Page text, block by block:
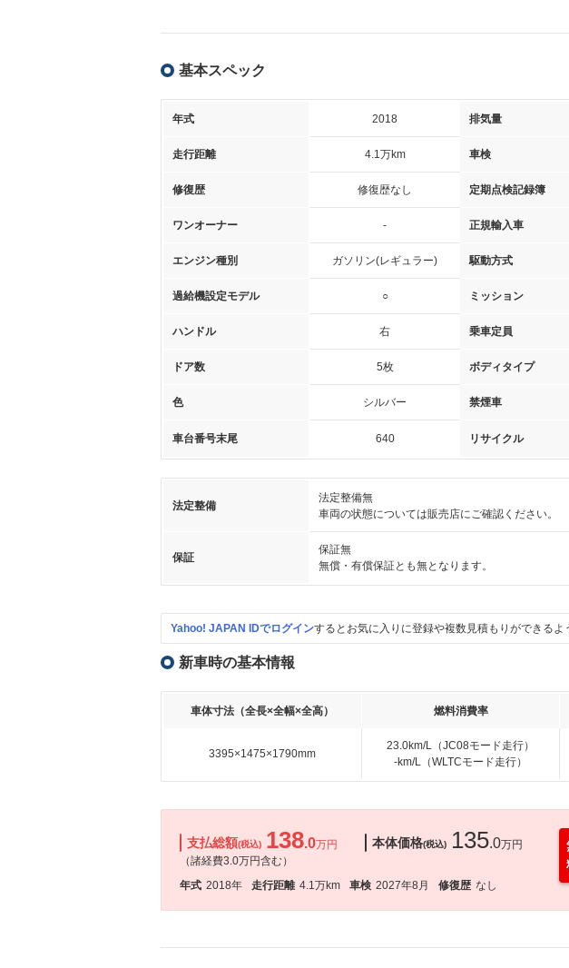
基本スペック
年式 2018 排気量
走行距離 4.1万km 車検
修復歴 修復歴なし 定期点検記録簿
ワンオーナー - 正規輸入車
エンジン種別 ガソリン(レギュラー) 駆動方式
過給機設定モデル ○ ミッション
ハンドル 右 乗車定員
ドア数 5枚 ボディタイプ
色 シルバー 禁煙車
車台番号末尾 640 リサイクル
法定整備
法定整備無
車両の状態については販売店にご確認ください。
保証
保証無
無償・有償保証とも無となります。
Yahoo! JAPAN IDでログインするとお気に入りに登録や複数見積もりができるよ
新車時の基本情報
車体寸法（全長×全幅×全高） 燃料消費率
3395×1475×1790mm
23.0km/L（JC08モード走行）
-km/L（WLTCモード走行）
支払総額(税込) 138.0万円
（諸経費3.0万円含む）
本体価格(税込) 135.0万円
年式 2018年 走行距離 4.1万km 車検 2027年8月 修復歴 なし